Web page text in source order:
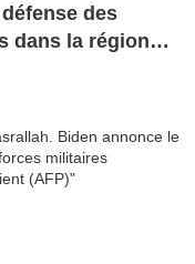
des
dans la région